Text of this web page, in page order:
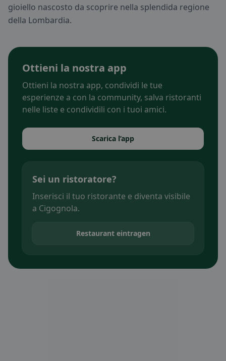
gioiello nascosto da scoprire nella splendida regione
della Lombardia.
Ottieni la nostra app
Ottieni la nostra app, condividi le tue
esperienze a con la community, salva ristoranti
nelle liste e condividili con i tuoi amici.
Scarica l’app
Sei un ristoratore?
Inserisci il tuo ristorante e diventa visibile
a Cigognola.
Restaurant eintragen